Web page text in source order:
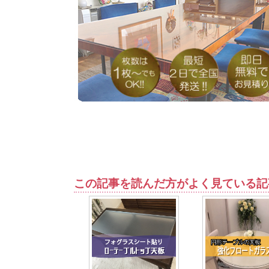
この記事を読んだ方がよく見ている